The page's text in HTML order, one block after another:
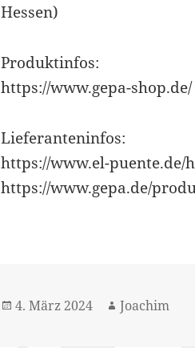
Hessen)
Produktinfos:
https://www.gepa-shop.de/
Lieferanteninfos:
https://www.el-puente.de/
https://www.gepa.de/
Veröffentlicht
4. März 2024 Autor
Joachim